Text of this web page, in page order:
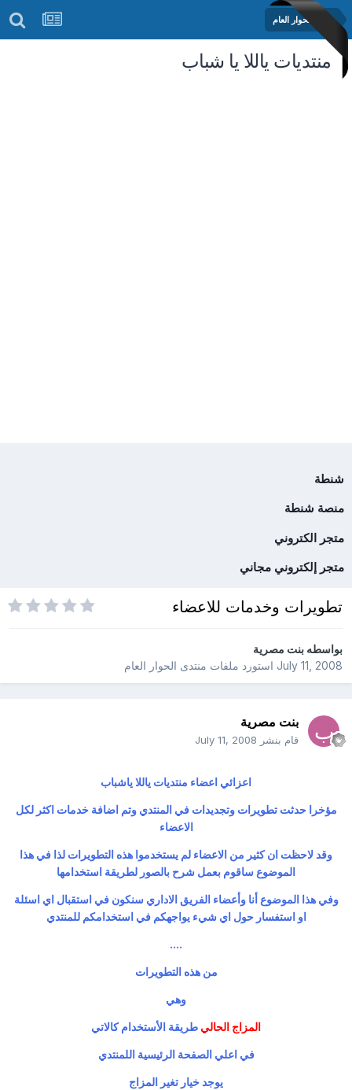
منتدى الحوار العام
منتديات ياللا يا شباب
شنطة
منصة شنطة
متجر الكتروني
متجر إلكتروني مجاني
تطويرات وخدمات للاعضاء
بواسطهبنت مصرية
July 11, 2008استورد ملفات منتدى الحوار العام
بنت مصرية
قام بنشر July 11, 2008
اعزائي اعضاء منتديات ياللا ياشباب
مؤخرا حدثت تطويرات وتجديدات في المنتدي وتم اضافة خدمات اكثر لكل
الاعضاء
وقد لاحظت ان كثير من الاعضاء لم يستخدموا هذه التطويرات لذا في هذا
الموضوع ساقوم بعمل شرح بالصور لطريقة استخدامها
وفي هذا الموضوع أنا وأعضاء الفريق الاداري سنكون في استقبال اي اسئلة
او استفسار حول اي شيء يواجهكم في استخدامكم للمنتدي
....
من هذه التطويرات
وهي
المزاج الحاليطريقة الأستخدام كالاتي
في اعلي الصفحة الرئيسية اللمنتدي
يوجد خيار تغير المزاج